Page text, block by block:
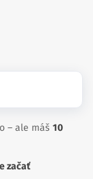
– ale máš 10
začať